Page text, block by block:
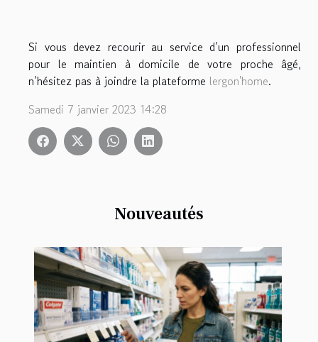
Nouveautés
Si vous devez recourir au service d’un professionnel
pour le maintien à domicile de votre proche âgé,
n’hésitez pas à joindre la plateforme lergon'home.
Samedi 7 janvier 2023 14:28